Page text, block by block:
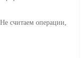
считаем операции,